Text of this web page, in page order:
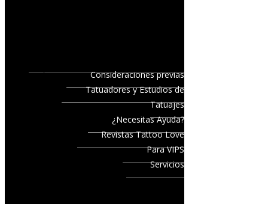
Consideraciones previas
Tatuadores y Estudios de
Tatuajes
¿Necesitas Ayuda?
Revistas Tattoo Love
Para VIPS
Servicios